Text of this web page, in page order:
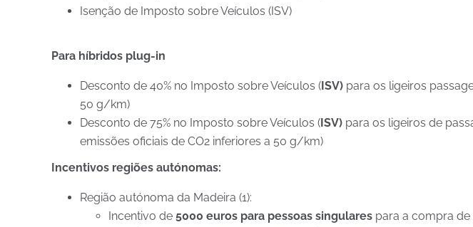
Isenção de Imposto sobre Veículos (ISV)
Para híbridos plug-in
Desconto de 40% no Imposto sobre Veículos (ISV) para os ligeiros
50 g/km)
Desconto de 75% no Imposto sobre Veículos (ISV) para os ligeiros de
emissões oficiais de CO2 inferiores a 50 g/km)
Incentivos regiões autónomas:
Região autónoma da Madeira (1):
Incentivo de 5000 euros para pessoas singulares para a compra de